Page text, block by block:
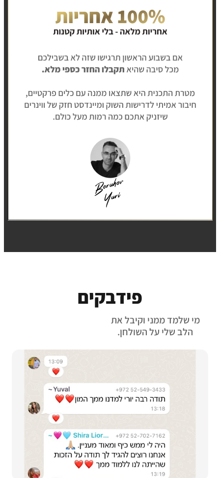
פידבקים
מי שלמד ממני וקיבל את
הלב שלי על השולחן.